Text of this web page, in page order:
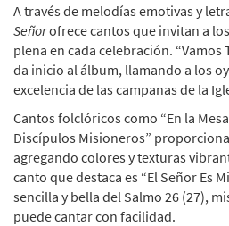
A través de melodías emotivas y
Señorofrece cantos que invitan a
plena en cada celebración. “Vamos
da inicio al álbum, llamando a los
excelencia de las campanas de la
Cantos folclóricos como “En la
Discípulos Misioneros”
agregando colores y texturas
canto que destaca es “El Señor Es
sencilla y bella del Salmo 26 (27),
puede cantar con facilidad.